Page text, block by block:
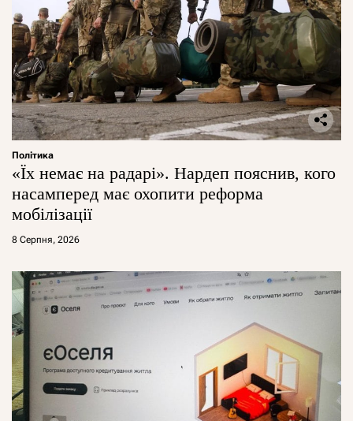
Політика
«Їх немає на радарі». Нардеп пояснив, кого
насамперед має охопити реформа
мобілізації
8 Серпня, 2026